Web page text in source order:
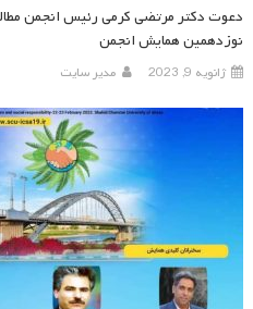
دعوت دکتر مرتضی کرمی رئیس انجمن
نوزدهمین همایش انجمن
ژانویه 9, 2023 مدیر سایت